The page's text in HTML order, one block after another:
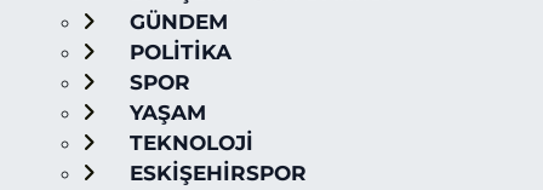
GÜNDEM
POLİTİKA
SPOR
YAŞAM
TEKNOLOJİ
ESKİŞEHİRSPOR